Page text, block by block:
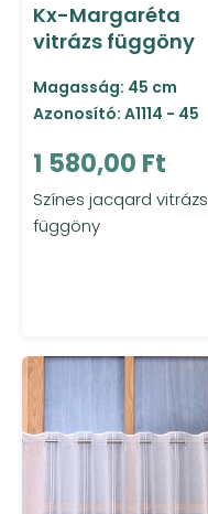
Kx-Margaréta
vitrázs függöny
Magasság: 45 cm
Azonosító: A1114 - 45
1 580,00 Ft
Színes jacqard vitrázs
függöny